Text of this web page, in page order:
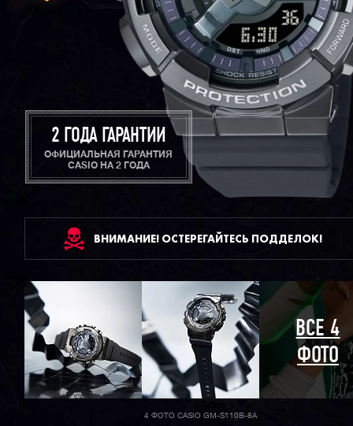
2 ГОДА ГАРАНТИИ
ОФИЦИАЛЬНАЯ ГАРАНТИЯ
CASIO НА 2 ГОДА
ВНИМАНИЕ! ОСТЕРЕГАЙТЕСЬ ПОДДЕЛОК!
ВСЕ 4
ФОТО
4 ФОТО CASIO GM-S110B-8A